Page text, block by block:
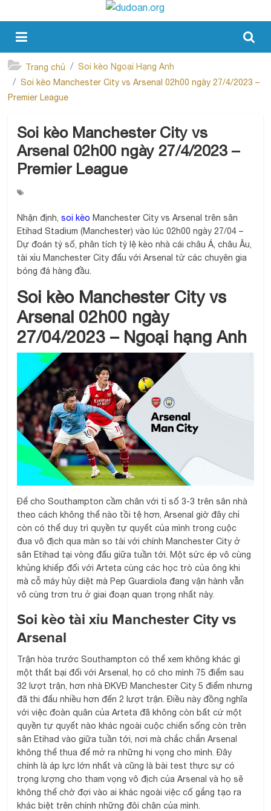
Trang chủ
Soi kèo Ngoại Hạng Anh
Soi kèo Manchester City vs Arsenal 02h00 ngày 27/4/2023 –
Premier League
Soi kèo Manchester City vs
Arsenal 02h00 ngày 27/4/2023 –
Premier League
Nhận định,soi kèo Manchester City vs Arsenal trên sân
Etihad Stadium (Manchester) vào lúc 02h00 ngày 27/04 –
Dự đoán tỷ số, phân tích tỷ lệ kèo nhà cái châu Á, châu Âu,
tài xỉu Manchester City đấu với Arsenal từ các chuyên gia
bóng đá hàng đầu.
Soi kèo Manchester City vs
Arsenal 02h00 ngày
27/04/2023 – Ngoại hạng Anh
Để cho Southampton cầm chân với tỉ số 3-3 trên sân nhà
theo cách không thể nào tồi tệ hơn, Arsenal giờ đây chỉ
còn có thể duy trì quyền tự quyết của mình trong cuộc
đua vô địch qua màn so tài với chính Manchester City ở
sân Etihad tại vòng đấu giữa tuần tới. Một sức ép vô cùng
khủng khiếp đối với Arteta cùng các học trò của ông khi
mà cỗ máy hủy diệt mà Pep Guardiola đang vận hành vẫn
vô cùng trơn tru ở giai đoạn quan trọng nhất này.
Soi kèo tài xỉu Manchester City vs
Arsenal
Trận hòa trước Southampton có thể xem không khác gì
một thất bại đối với Arsenal, họ có cho mình 75 điểm sau
32 lượt trận, hơn nhà ĐKVĐ Manchester City 5 điểm nhưng
đã thi đấu nhiều hơn đến 2 lượt trận. Điều này đồng nghĩa
với việc đoàn quân của Arteta đã không còn bất cứ một
quyền tự quyết nào khác ngoài cuộc chiến sống còn trên
sân Etihad vào giữa tuần tới, nơi mà chắc chắn Arsenal
không thể thua để mở ra những hi vọng cho mình. Đây
chính là áp lực lớn nhất và cũng là bài test thực sự có
trọng lượng cho tham vọng vô địch của Arsenal và họ sẽ
không thể chờ đợi vào ai khác ngoài việc cố gắng tạo ra
khác biệt trên chính những đôi chân của mình.